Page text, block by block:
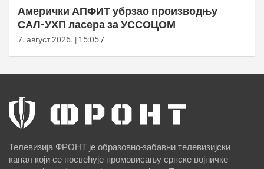
Амерички АПФИТ убрзао производњу
САЛ-УХП ласера за УССОЦОМ
7. август 2026. | 15:05
Телевизија ФРОНТ је образовно-забавни телевизијски
канал који се посвећује промовисању српске војничке